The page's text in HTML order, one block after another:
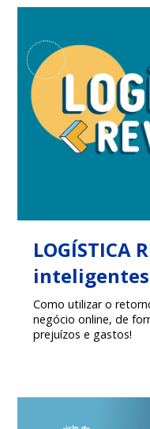
LOGÍSTICA
inteligentes
Como utilizar o
negócio online, de
prejuízos e gastos!